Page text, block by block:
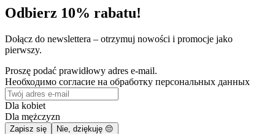
Odbierz 10% rabatu!
Dołącz do newslettera – otrzymuj nowości i promocje jako
pierwszy.
Proszę podać prawidłowy adres e-mail.
Необходимо согласие на обработку персональных данных
Dla kobiet
Dla mężczyzn
Zapisz się Nie, dziękuję 😔